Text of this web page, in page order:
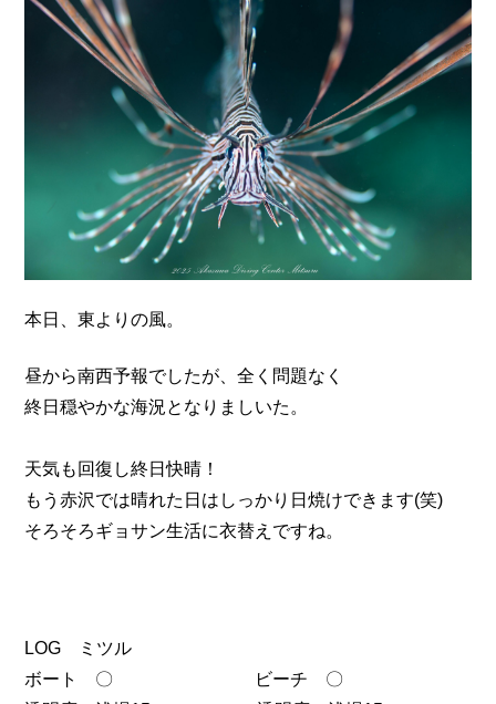
n
本日、東よりの風。
昼から南西予報でしたが、全く問題なく
終日穏やかな海況となりましいた。
天気も回復し終日快晴！
もう赤沢では晴れた日はしっかり日焼けできます(笑)
そろそろギョサン生活に衣替えですね。
LOG ミツル
ボート 〇 ビーチ 〇